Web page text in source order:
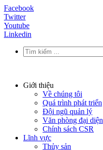
Facebook
Twitter
Youtube
Linkedin
Giới thiệu
Về chúng tôi
Quá trình phát triển
Đội ngũ quản lý
Văn phòng đại diện
Chính sách CSR
Lĩnh vực
Thủy sản